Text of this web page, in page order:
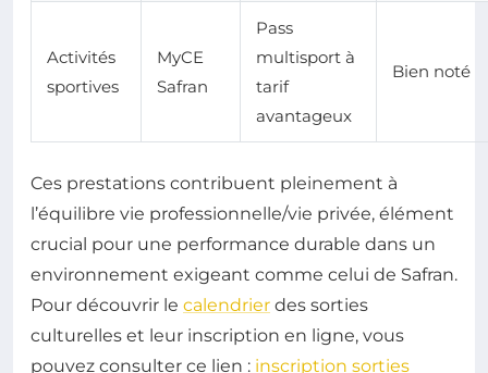
Activités
sportives
MyCE
Safran
Pass
multisport à
tarif
avantageux
Bien noté
Ces prestations contribuent pleinement à
l’équilibre vie professionnelle/vie privée, élément
crucial pour une performance durable dans un
environnement exigeant comme celui de Safran.
Pour découvrir le calendrier des sorties
culturelles et leur inscription en ligne, vous
pouvez consulter ce lien : inscription sorties